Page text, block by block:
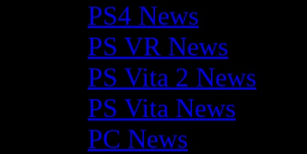
PS4 News
PS VR News
PS Vita 2 News
PS Vita News
PC News